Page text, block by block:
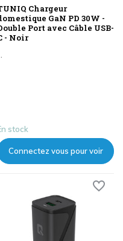
Chargeur
GaN PD 30W -
Port avec Câble USB-
- Noir
stock
Connectez vous pour voir